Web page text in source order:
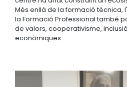
Més enllà de la formació tècnica,
la Formació Professional també
de valors, cooperativisme,
econòmiques.